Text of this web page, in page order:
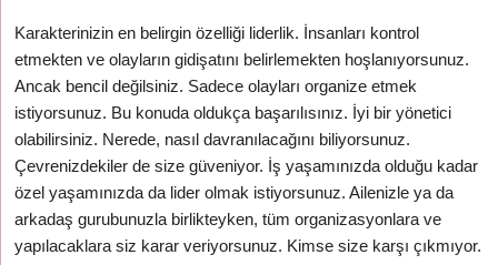
Karakterinizin en belirgin özelliği liderlik. İnsanları kontrol
etmekten ve olayların gidişatını belirlemekten hoşlanıyorsunuz.
Ancak bencil değilsiniz. Sadece olayları organize etmek
istiyorsunuz. Bu konuda oldukça başarılısınız. İyi bir yönetici
olabilirsiniz. Nerede, nasıl davranılacağını biliyorsunuz.
Çevrenizdekiler de size güveniyor. İş yaşamınızda olduğu kadar
özel yaşamınızda da lider olmak istiyorsunuz. Ailenizle ya da
arkadaş gurubunuzla birlikteyken, tüm organizasyonlara ve
yapılacaklara siz karar veriyorsunuz. Kimse size karşı çıkmıyor.